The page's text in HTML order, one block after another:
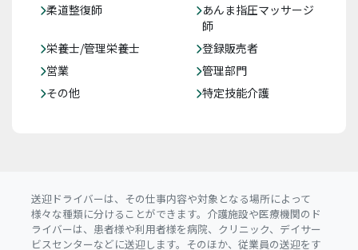
柔道整復師
あんま指圧マッサージ
師
栄養士/管理栄養士
登録販売者
営業
管理部門
その他
特定技能介護
送迎ドライバーは、その仕事内容や対象となる場所によって
様々な種類に分けることができます。介護施設や医療機関のド
ライバーは、患者様や利用者様を病院、クリニック、デイサー
ビスセンターなどに送迎します。そのほか、従業員の送迎をす